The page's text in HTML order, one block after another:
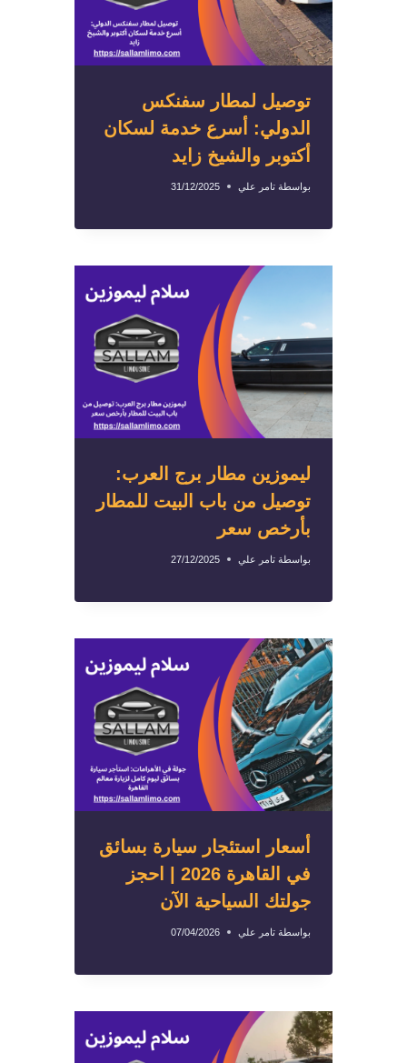
توصيل لمطار سفنكس
الدولي: أسرع خدمة لسكان
أكتوبر والشيخ زايد
بواسطة تامر علي 31/12/2025
ليموزين مطار برج العرب:
توصيل من باب البيت للمطار
بأرخص سعر
بواسطة تامر علي 27/12/2025
أسعار استئجار سيارة بسائق
في القاهرة 2026 | احجز
جولتك السياحية الآن
بواسطة تامر علي 07/04/2026